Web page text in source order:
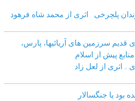
پلچرخی اثری از محمد شاه فرهود
قدیم سرزمین های آریائیها، پارس،
پیش از اسلام
.. اثری از لعل زاد
بود یا جنگسالار